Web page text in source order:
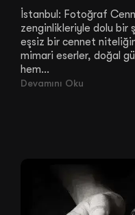
İstanbul: Fotoğraf
zenginlikleriyle dolu bir
eşsiz bir cennet
mimari eserler, doğal
hem...
Devamını Oku